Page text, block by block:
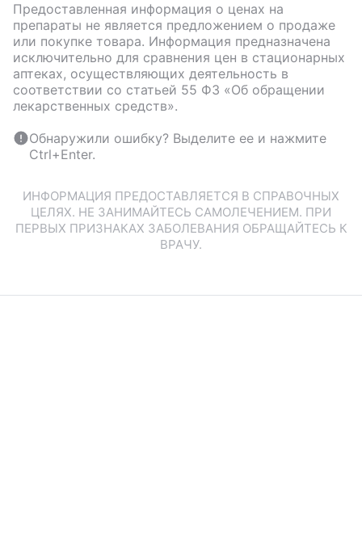
Предоставленная информация о ценах на
препараты не является предложением о продаже
или покупке товара. Информация предназначена
исключительно для сравнения цен в стационарных
аптеках, осуществляющих деятельность в
соответствии со статьей 55 ФЗ «Об обращении
лекарственных средств».
Обнаружили ошибку? Выделите ее и нажмите
Ctrl+Enter.
ИНФОРМАЦИЯ ПРЕДОСТАВЛЯЕТСЯ В СПРАВОЧНЫХ
ЦЕЛЯХ. НЕ ЗАНИМАЙТЕСЬ САМОЛЕЧЕНИЕМ. ПРИ
ПЕРВЫХ ПРИЗНАКАХ ЗАБОЛЕВАНИЯ ОБРАЩАЙТЕСЬ К
ВРАЧУ.